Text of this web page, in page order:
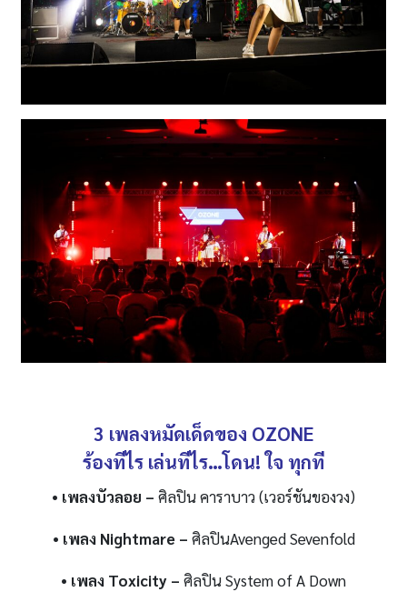
3 เพลงหมัดเด็ดของ OZONE
ร้องทีไร เล่นทีไร…โดน! ใจ ทุกที
• เพลงบัวลอย – ศิลปิน คาราบาว (เวอร์ชันของวง)
• เพลง Nightmare – ศิลปินAvenged Sevenfold
• เพลง Toxicity – ศิลปิน System of A Down